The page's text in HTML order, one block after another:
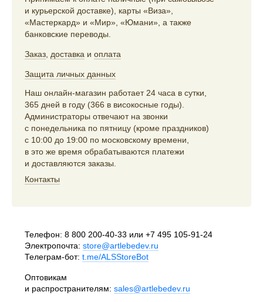
и курьерской доставке), карты «Виза»,
«Мастеркард» и «Мир», «Юмани», а также
банковские переводы.
Заказ доставка и оплата
Защита личных данных
Наш онлайн-магазин работает 24 часа в сутки,
365 дней в году (366 в високосные годы).
Администраторы отвечают на звонки
с понедельника по пятницу (кроме праздников)
с 10:00 до 19:00 по московскому времени,
в это же время обрабатываются платежи
и доставляются заказы.
Контакты
Телефон: 8 800 200-40-33 или +7 495 105-91-24
Электропочта: store@artlebedev.ru
Телеграм-бот: t.me/ALSStoreBot
Оптовикам
и распространителям: sales@artlebedev.ru